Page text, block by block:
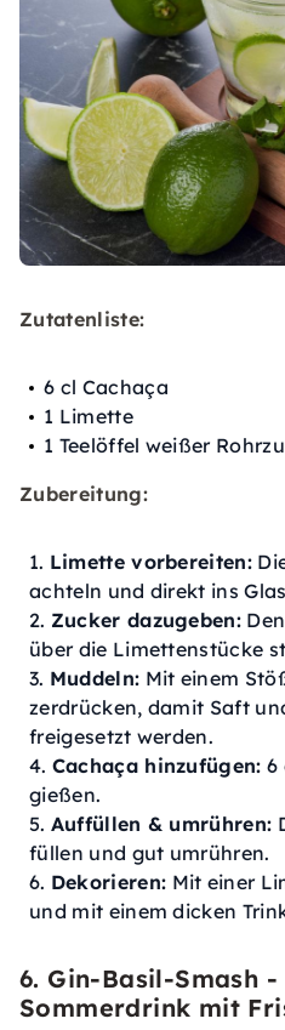
Zutatenliste:
6 cl Cachaça
1 Limette
1 Teelöffel weißer
Zubereitung:
Limette vorbereiten:
achteln und direkt ins
Zucker dazugeben:
über die Limettenstücke
Muddeln: Mit einem
zerdrücken, damit Saft
freigesetzt werden.
Cachaça hinzufügen: 6
gießen.
Auffüllen & umrühren:
füllen und gut umrühren.
Dekorieren: Mit einer
und mit einem dicken
6. Gin-Basil-Smash
Sommerdrink mit